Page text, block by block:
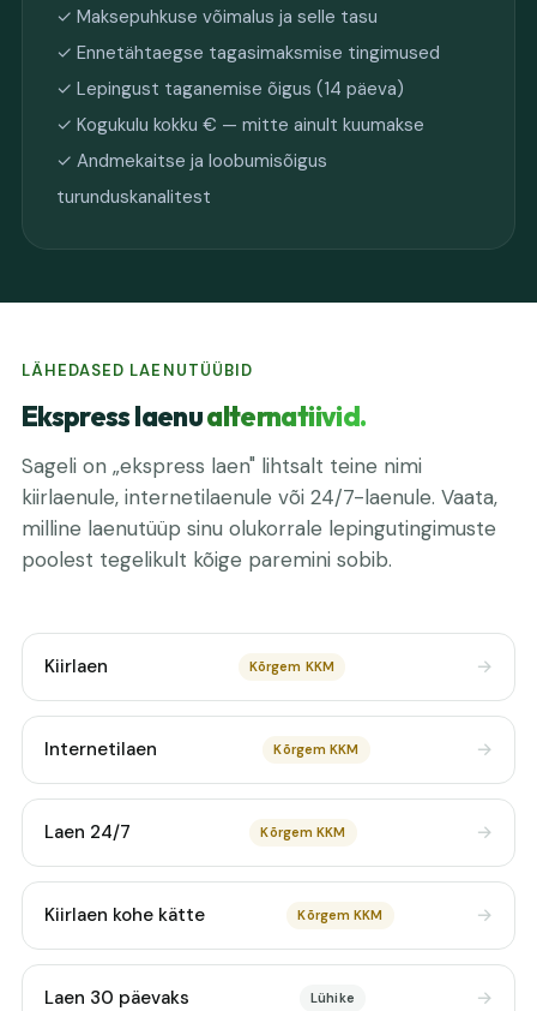
✓ Maksepuhkuse võimalus ja selle tasu
✓ Ennetähtaegse tagasimaksmise tingimused
✓ Lepingust taganemise õigus (14 päeva)
✓ Kogukulu kokku € — mitte ainult kuumakse
✓ Andmekaitse ja loobumisõigus
turunduskanalitest
LÄHEDASED LAENUTÜÜBID
Ekspress laenualternatiivid.
Sageli on „ekspress laen" lihtsalt teine nimi
kiirlaenule, internetilaenule või 24/7-laenule. Vaata,
milline laenutüüp sinu olukorrale lepingutingimuste
poolest tegelikult kõige paremini sobib.
Kiirlaen Kõrgem KKM
Internetilaen Kõrgem KKM
Laen 24/7 Kõrgem KKM
Kiirlaen kohe kätte Kõrgem KKM
Laen 30 päevaks Lühike